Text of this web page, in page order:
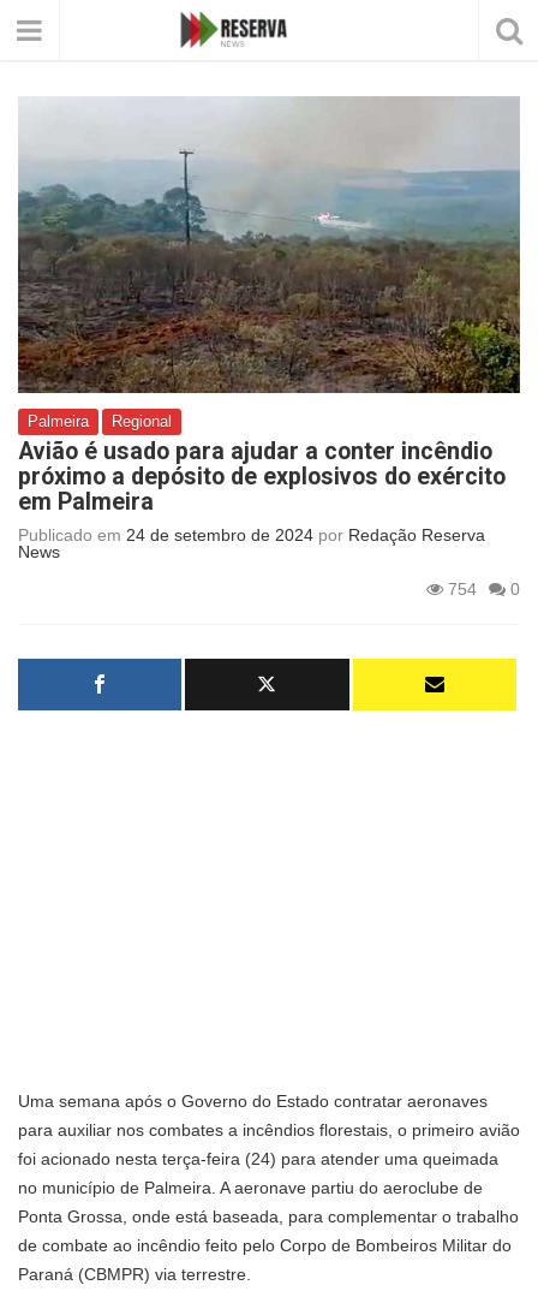
Palmeira Regional
Avião é usado para ajudar a conter incêndio
próximo a depósito de explosivos do exército
em Palmeira
Publicado em 24 de setembro de 2024 por Redação Reserva
News
754
0
Uma semana após o Governo do Estado contratar aeronaves
para auxiliar nos combates a incêndios florestais, o primeiro avião
foi acionado nesta terça-feira (24) para atender uma queimada
no município de Palmeira. A aeronave partiu do aeroclube de
Ponta Grossa, onde está baseada, para complementar o trabalho
de combate ao incêndio feito pelo Corpo de Bombeiros Militar do
Paraná (CBMPR) via terrestre.